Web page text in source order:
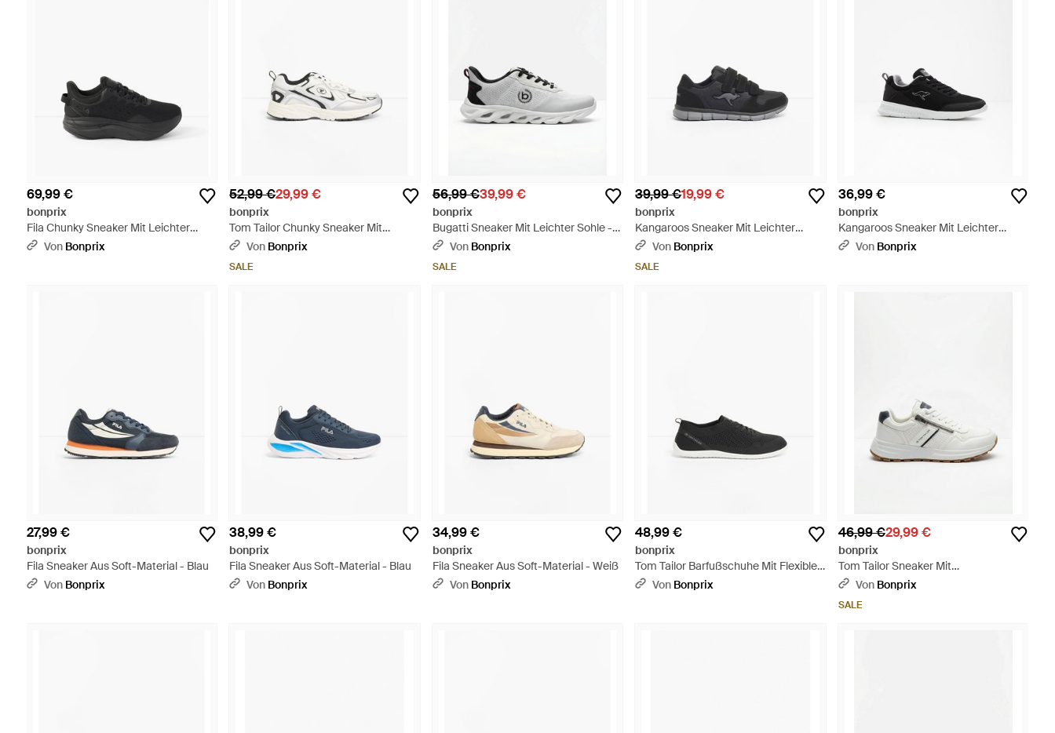
69,99 €
bonprix
Fila Chunky Sneaker Mit Leichter
Sohle - Schwarz
Von Bonprix
52,99 €29,99 €
bonprix
Tom Tailor Chunky Sneaker Mit
Leichter Sohle - Weiß
Von Bonprix
SALE
56,99 €39,99 €
bonprix
Bugatti Sneaker Mit Leichter Sohle -
WeißVon Bonprix
SALE
39,99 €19,99 €
bonprix
Kangaroos Sneaker Mit Leichter
Sohle - Schwarz
Von Bonprix
SALE
36,99 €
bonprix
Kangaroos Sneaker Mit Leichter
Sohle - Schwarz
Von Bonprix
27,99 €
bonprix
Fila Sneaker Aus Soft-Material - Blau
Von Bonprix
38,99 €
bonprix
Fila Sneaker Aus Soft-Material - Blau
Von Bonprix
34,99 €
bonprix
Fila Sneaker Aus Soft-Material - Weiß
Von Bonprix
48,99 €
bonprix
Tom Tailor Barfußschuhe Mit Flexibler
Sohle - Schwarz
Von Bonprix
46,99 €29,99 €
bonprix
Tom Tailor Sneaker Mit
Reißverschluss - Weiß
Von Bonprix
SALE